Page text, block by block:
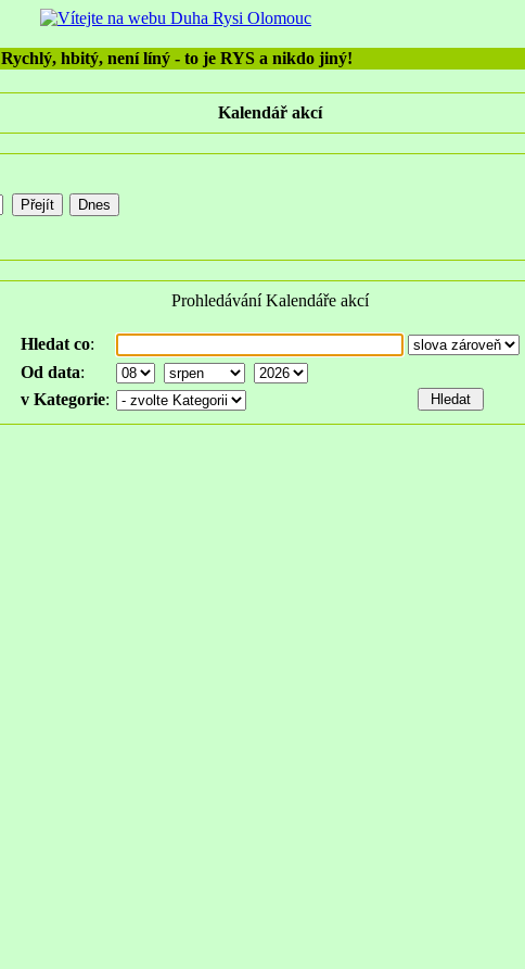
Rychlý, hbitý, není líný - to je RYS a nikdo jiný!
Kalendář akcí
Prohledávání Kalendáře akcí
Hledat co:
Od data:
v Kategorie: